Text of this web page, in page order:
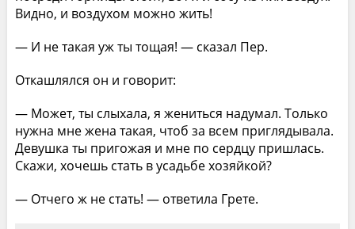
Видно, и воздухом можно жить!
— И не такая уж ты тощая! — сказал Пер.
Откашлялся он и говорит:
— Может, ты слыхала, я жениться надумал. Только
нужна мне жена такая, чтоб за всем приглядывала.
Девушка ты пригожая и мне по сердцу пришлась.
Скажи, хочешь стать в усадьбе хозяйкой?
— Отчего ж не стать! — ответила Грете.